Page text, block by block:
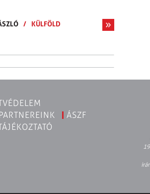
/ KÜLFÖLD
ÁSZF